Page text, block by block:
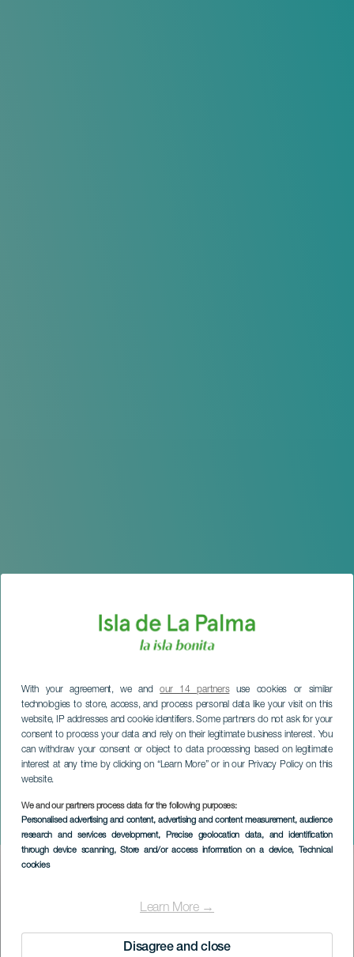
With your agreement, we andour 14 partnersuse cookies or similar
technologies to store, access, and process personal data like your visit on this
website, IP addresses and cookie identifiers. Some partners do not ask for your
consent to process your data and rely on their legitimate business interest. You
can withdraw your consent or object to data processing based on legitimate
interest at any time by clicking on “Learn More” or in our Privacy Policy on this
website.
We and our partners process data for the following purposes:
Personalised advertising and content, advertising and content measurement, audience
research and services development, Precise geolocation data, and identification
through device scanning, Store and/or access information on a device, Technical
cookies
Learn More →
Disagree and close
Att namnge sig själv
vulkan
LA PALMA
Imagen